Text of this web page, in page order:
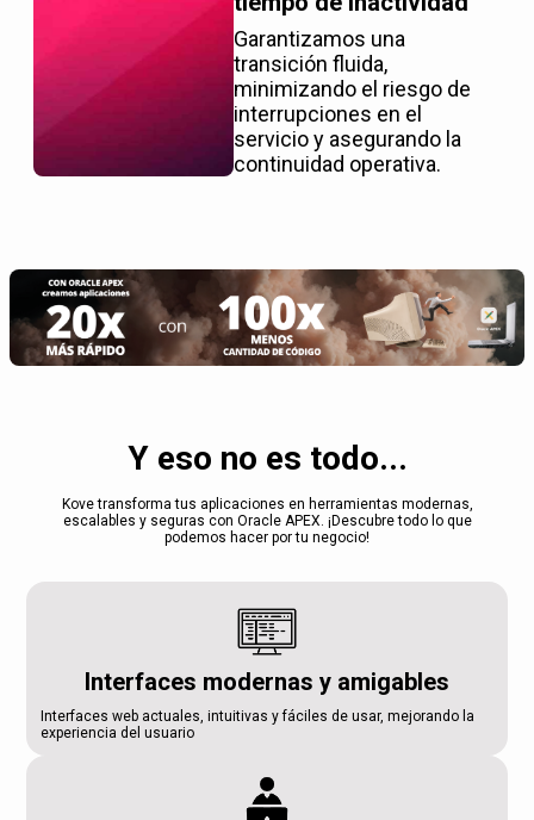
Garantizamos una
transición fluida,
minimizando el riesgo de
interrupciones en el
servicio y asegurando la
continuidad operativa.
Y eso no es todo...
Kove transforma tus aplicaciones en herramientas modernas,
escalables y seguras con Oracle APEX. ¡Descubre todo lo que
podemos hacer por tu negocio!
Interfaces modernas y amigables
Interfaces web actuales, intuitivas y fáciles de usar, mejorando la
experiencia del usuario